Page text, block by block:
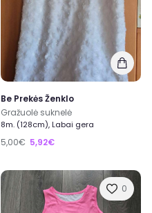
Be Prekės Ženklo
Gražuolė suknelė
8m. (128cm), Labai gera
5,00€ 5,92€
0